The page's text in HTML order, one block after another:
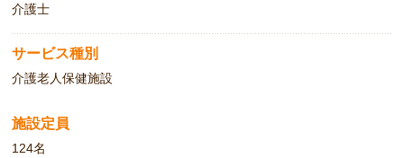
介護士
サービス種別
介護老人保健施設
施設定員
124名